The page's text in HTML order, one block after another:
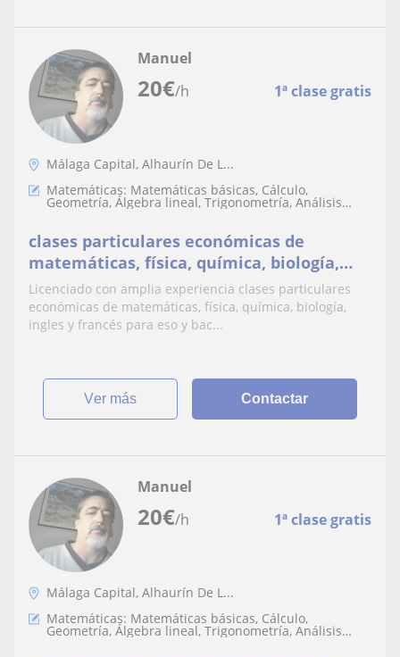
20€/h 1ª clase gratis
Manuel
Málaga Capital, Alhaurín De L...
Matemáticas: Matemáticas básicas, Cálculo,
Geometría, Álgebra lineal, Trigonometría, Análisis
numérico, Teoría de números, LaTeX, Matemáticas
clases particulares económicas de
matemáticas, física, química, biología,
ingles y francés para eso y bachillerato
Licenciado con amplia experiencia clases particulares
económicas de matemáticas, física, química, biología,
ingles y francés para eso y bac...
ver más Contactar
20€/h 1ª clase gratis
Manuel
Málaga Capital, Alhaurín De L...
Matemáticas: Matemáticas básicas, Cálculo,
Geometría, Álgebra lineal, Trigonometría, Análisis
numérico, Teoría de números, LaTeX, Matemáticas